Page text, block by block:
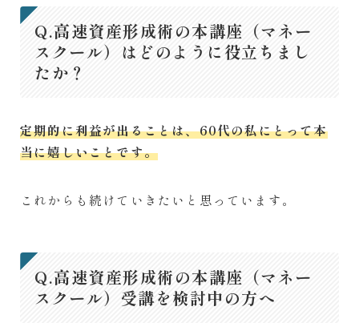
Q.高速資産形成術の本講座（マネー
スクール）はどのように役立ちまし
たか？
定期的に利益が出ることは、60代の私にとって本
当に嬉しいことです。
これからも続けていきたいと思っています。
Q.高速資産形成術の本講座（マネー
スクール）受講を検討中の方へ